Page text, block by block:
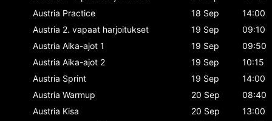
Austria Practice 18 Sep
14:00
Austria 2. vapaat harjoitukset 19 Sep
09:10
Austria Aika-ajot 1 19 Sep
09:50
Austria Aika-ajot 2 19 Sep
10:15
Austria Sprint 19 Sep
14:00
Austria Warmup 20 Sep
08:40
Austria Kisa 20 Sep
13:00